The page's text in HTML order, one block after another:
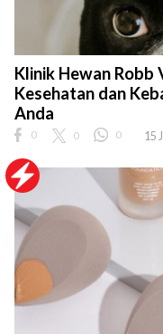
Klinik Hewan Robb
Kesehatan dan
Anda
0 0 0 15